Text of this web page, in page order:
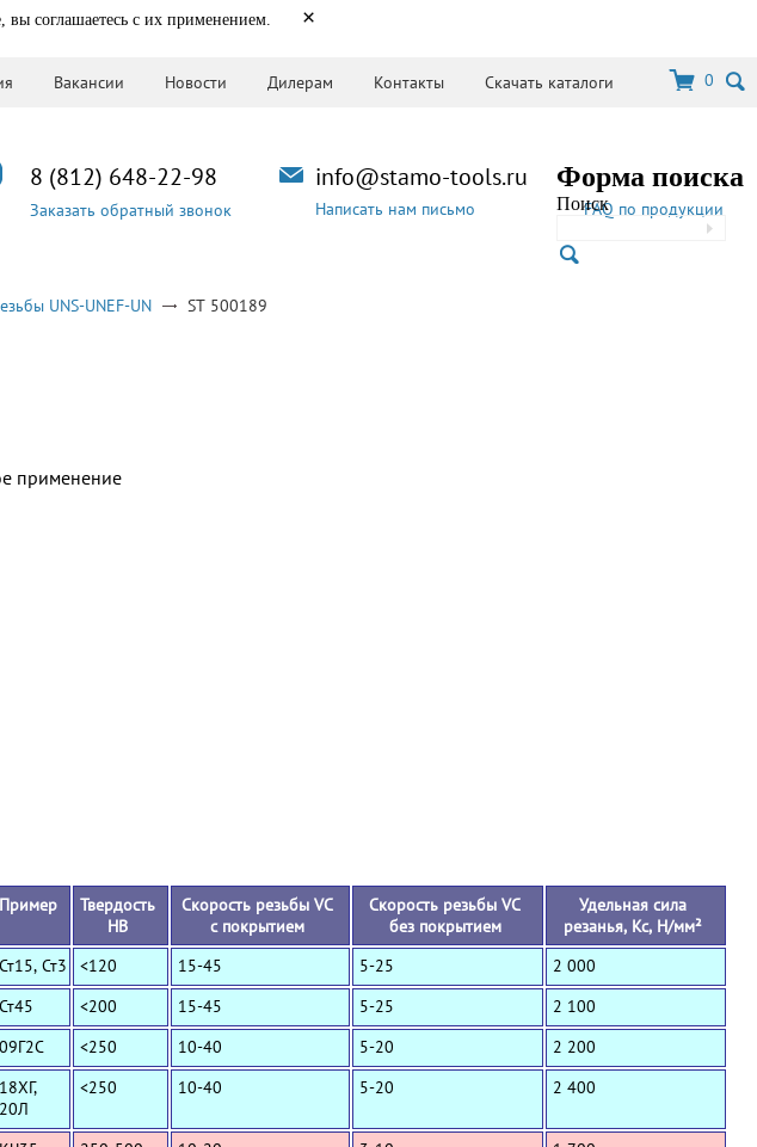
вы соглашаетесь с их применением. ×
Вакансии Новости Дилерам Контакты Скачать каталоги 0
Форма поиска
ПоискFAQ по продукции
info@stamo-tools.ru
Написать нам письмо
8 (812) 648-22-98
Заказать обратный звонок
UNS-UNEF-UN ST 500189
применение
Пример
Твердость
HB
Скорость резьбы VC
с покрытием
Скорость резьбы VC
без покрытием
Удельная сила
резанья, Кс, Н/мм²
Ст15, Ст3 <120 15-45 5-25
2 000
Ст45 <200 15-45 5-25
2 100
09Г2С <250 10-40 5-20
2 200
18ХГ,
20Л
<250 10-40 5-20 2 400